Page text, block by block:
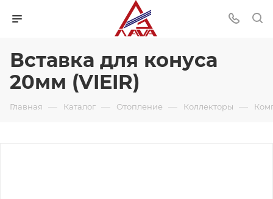
Вставка для конуса
20мм (VIEIR)
Главная — Каталог — Отопление — Коллекторы —